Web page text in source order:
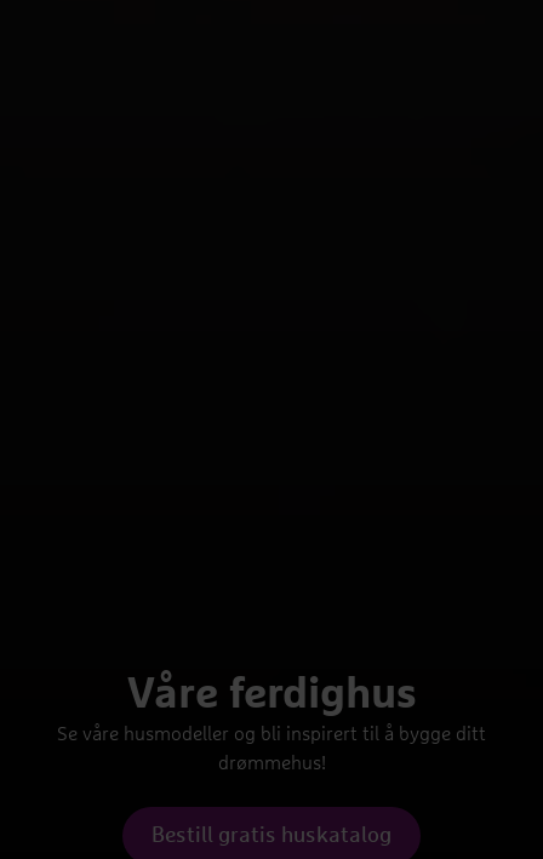
Våre ferdighus
Se våre husmodeller og bli inspirert til å bygge ditt
drømmehus!
Bestill gratis huskatalog